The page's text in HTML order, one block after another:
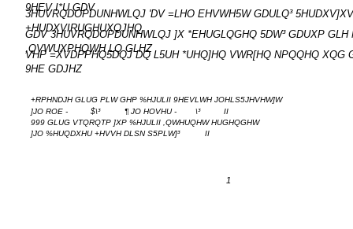
9HEV I*U GDV
3HUVRQDOPDUNHWLQJ 'DV =LHO EHVWH5W GDULQ³
+HUDXVIRUGHUXQJHQ
GDV 3HUVRQDOPDUNHWLQJ ]X *EHUGLQGHQ 5DW³ GDUXP GLH
,QVWUXPHQWH LQ GLHZ
VHP =XVDPPHQ5DQJ DQ L5UH *UHQ]HQ VWR[HQ NPQQHQ XQG
9HE GDJHZ
+RPHNDJH GLUG PLW GHP %HJULII 9HEVLWH JOHLS5JHVHW]W
]JO ROE -
$\³ ¶ JO HOVHU - \³
II
999 GLUG VTQRQTP ]XP %HJULII ,QWHUQHW HUGHQGHW
]JO %HUQDXHU +HVVH DLSN S5PLW]³
II
1